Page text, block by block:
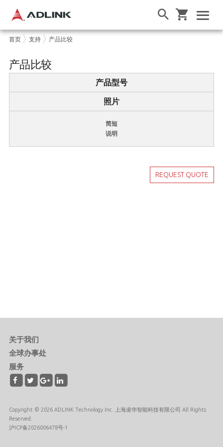
首页 支持 产品比较
产品比较
产品型号
照片
简短
说明
REQUEST QUOTE
关于我们
全球办事处
服务
Copyright © 2026 ADLINK Technology Inc. 上海凌华智能科技有限公司 All Rights
Reserved.
沪ICP备2026006478号-1